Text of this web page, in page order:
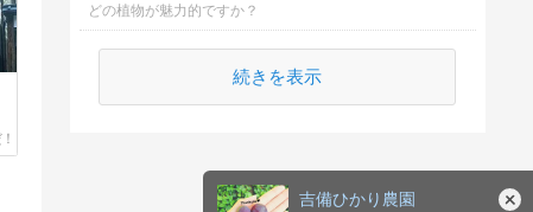
吉備ひかり農園
どの植物が魅力的ですか？
続きを表示